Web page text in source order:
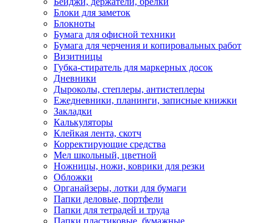
Блоки для заметок
Блокноты
Бумага для офисной техники
Бумага для черчения и копировальных работ
Визитницы
Губка-стиратель для маркерных досок
Дневники
Дыроколы, степлеры, антистеплеры
Ежедневники, планинги, записные книжки
Закладки
Калькуляторы
Клейкая лента, скотч
Корректирующие средства
Мел школьный, цветной
Ножницы, ножи, коврики для резки
Обложки
Органайзеры, лотки для бумаги
Папки деловые, портфели
Папки для тетрадей и труда
Папки пластиковые, бумажные